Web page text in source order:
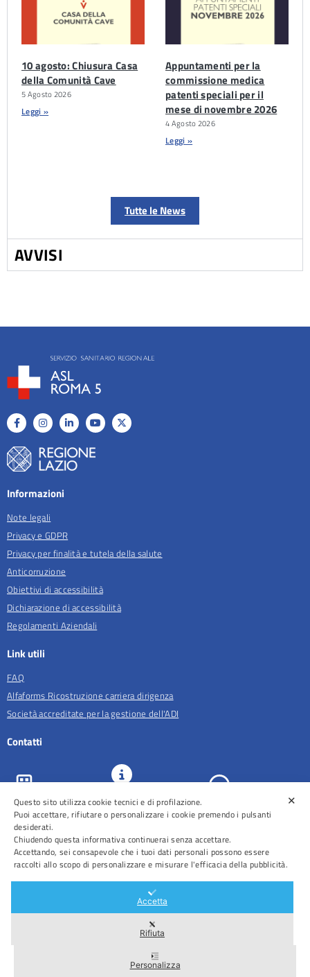
10 agosto: Chiusura Casa
della Comunità Cave
5 Agosto 2026
Leggi »
Appuntamenti per la
commissione medica
patenti speciali per il
mese di novembre 2026
4 Agosto 2026
Leggi »
Tutte le News
AVVISI
Informazioni
Note legali
Privacy e GDPR
Privacy per finalità e tutela della salute
Anticorruzione
Obiettivi di accessibilità
Dichiarazione di accessibilità
Regolamenti Aziendali
Link utili
FAQ
Alfaforms Ricostruzione carriera dirigenza
Società accreditate per la gestione dell'ADI
Contatti
ASL Roma 5
URP e
Comunicazione
Prenotazioni
Area Riservata
2026 © Tutti i diritti riservati – ASL Roma 5
✕
Questo sito utilizza cookie tecnici e di profilazione.
Puoi accettare, rifiutare o personalizzare i cookie premendo i pulsanti
desiderati.
Chiudendo questa informativa continuerai senza accettare.
Accettando, sei consapevole che i tuoi dati personali possono essere
raccolti allo scopo di personalizzare e misurare l'efficacia della pubblicità.
Accetta
Rifiuta
Personalizza